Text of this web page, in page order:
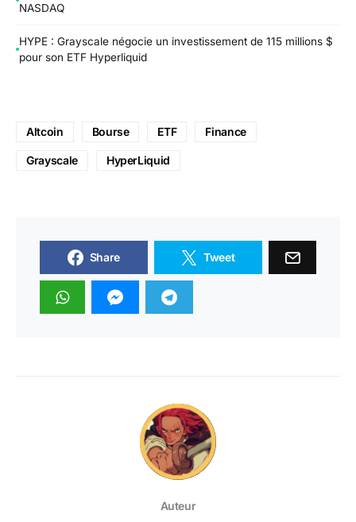
NASDAQ
HYPE : Grayscale négocie un investissement de 115 millions $
pour son ETF Hyperliquid
Altcoin Bourse ETF Finance
Grayscale HyperLiquid
Share Tweet
Auteur